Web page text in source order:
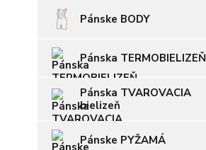
Pánske BODY
Pánska TERMOBIELIZEŇ
Pánska TVAROVACIA
bielizeň
Pánske PYŽAMÁ